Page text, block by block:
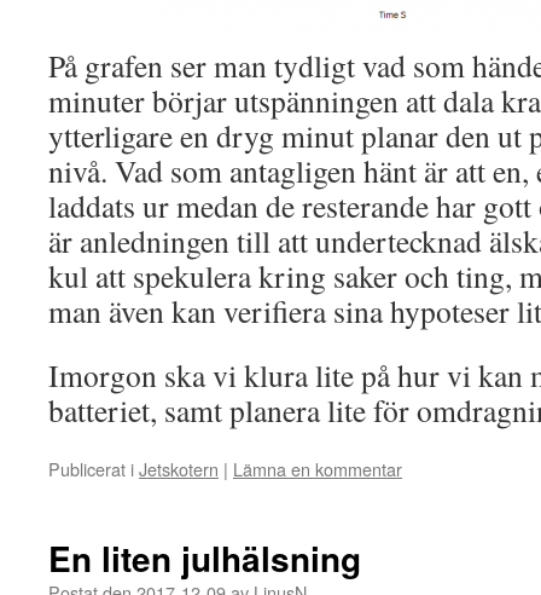
På grafen ser man tydligt vad som
minuter börjar utspänningen att dala
ytterligare en dryg minut planar den ut
nivå. Vad som antagligen hänt är att
laddats ur medan de resterande har
är anledningen till att undertecknad
kul att spekulera kring saker och ting,
man även kan verifiera sina hypoteser
Imorgon ska vi klura lite på hur vi kan
batteriet, samt planera lite för
Publicerat iJetskotern | Lämna en kommentar
En liten julhälsning